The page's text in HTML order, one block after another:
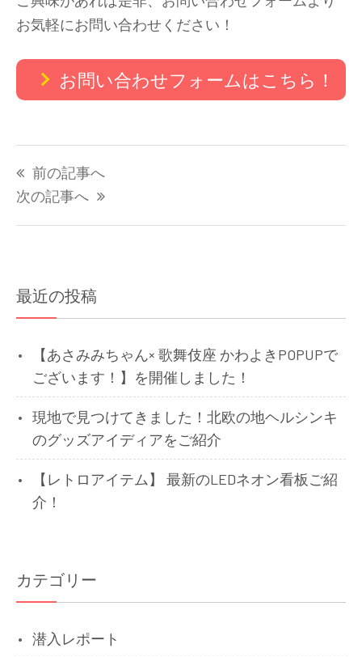
お気軽にお問い合わせください！
お問い合わせフォームはこちら！
稿
ナ
ョ
ン
前の記事へ
次の記事へ
最近の投稿
【あさみみちゃん× 歌舞伎座 かわよきPOPUPで
ございます！】を開催しました！
現地で見つけてきました！北欧の地ヘルシンキ
のグッズアイディアをご紹介
【レトロアイテム】 最新のLEDネオン看板ご紹
介！
カテゴリー
潜入レポート